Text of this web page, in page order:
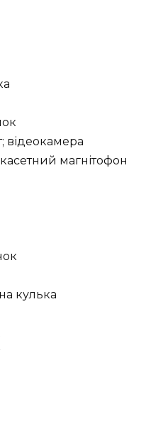
відеокамера
магнітофон
кулька